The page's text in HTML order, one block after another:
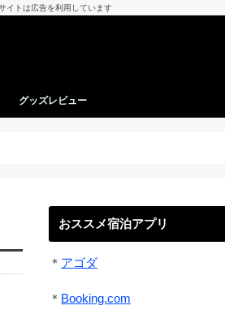
イトは広告を利用しています
グッズレビュー
おススメ宿泊アプリ
＊ アゴダ
＊ Booking.com